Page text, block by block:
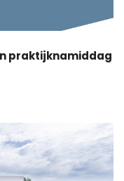
praktijknamiddag